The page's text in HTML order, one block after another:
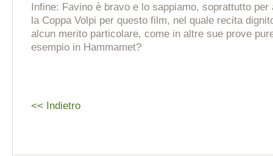
Infine: Favino è bravo e lo sappiamo, soprattutto
la Coppa Volpi per questo film, nel quale recita
alcun merito particolare, come in altre sue prove
esempio in Hammamet?
<< Indietro